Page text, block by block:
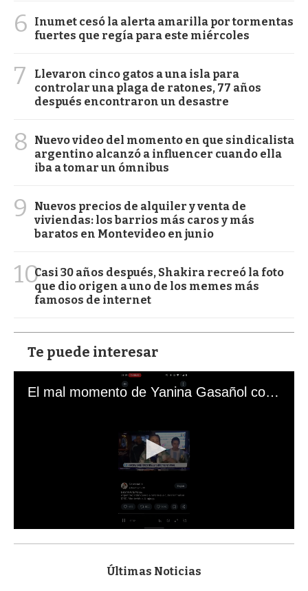
6
Inumet cesó la alerta amarilla por tormentas
fuertes que regía para este miércoles
7
Llevaron cinco gatos a una isla para
controlar una plaga de ratones, 77 años
después encontraron un desastre
8
Nuevo video del momento en que sindicalista
argentino alcanzó a influencer cuando ella
iba a tomar un ómnibus
9
Nuevos precios de alquiler y venta de
viviendas: los barrios más caros y más
baratos en Montevideo en junio
10Casi 30 años después, Shakira recreó la foto
que dio origen a uno de los memes más
famosos de internet
Te puede interesar
El mal momento de Yanina Gasañol con un hincha argentino en "Subrayado"
s
Últimas Noticias